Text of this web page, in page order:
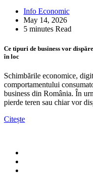
Info Economic
May 14, 2026
5 minutes Read
Ce tipuri de business vor
în loc
Schimbările economice,
comportamentului
business din România. În
pierde teren sau chiar vor
Citește